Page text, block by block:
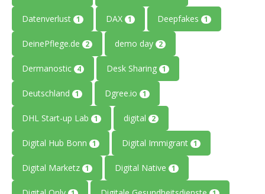
Datenverlust 1 DAX 1 Deepfakes 1
DeinePflege.de 2 demo day 2
Dermanostic 4 Desk Sharing 1
Deutschland 1 Dgree.io 1
DHL Start-up Lab 1 digital 2
Digital Hub Bonn 1 Digital Immigrant 1
Digital Marketz 1 Digital Native 1